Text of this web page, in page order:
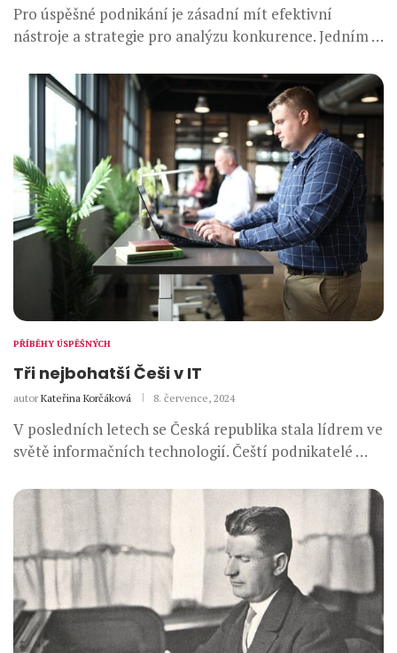
Pro úspěšné podnikání je zásadní mít efektivní
nástroje a strategie pro analýzu konkurence. Jedním …
PŘÍBĚHY ÚSPĚŠNÝCH
Tři nejbohatší Češi v IT
autor Kateřina Korčáková 8. července, 2024
V posledních letech se Česká republika stala lídrem ve
světě informačních technologií. Čeští podnikatelé …